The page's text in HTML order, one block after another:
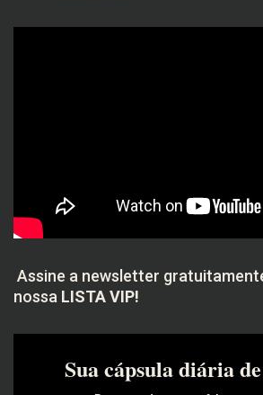
Assine a newsletter
nossa LISTA VIP!
Sua cápsula diária